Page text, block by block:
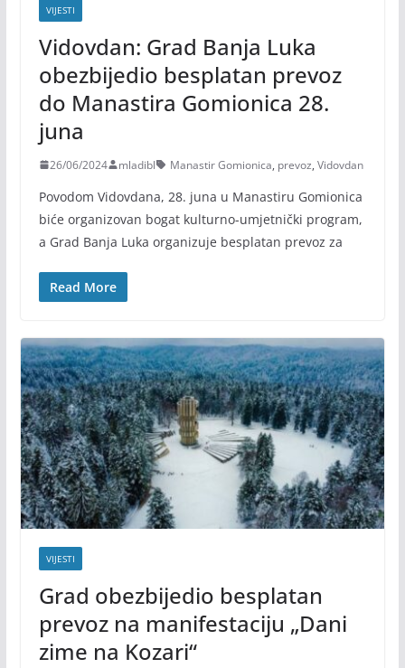
VIJESTI
Vidovdan: Grad Banja Luka
obezbijedio besplatan prevoz
do Manastira Gomionica 28.
juna
26/06/2024 mladibl Manastir Gomionica, prevoz, Vidovdan
Povodom Vidovdana, 28. juna u Manastiru Gomionica
biće organizovan bogat kulturno-umjetnički program,
a Grad Banja Luka organizuje besplatan prevoz za
Read More
VIJESTI
Grad obezbijedio besplatan
prevoz na manifestaciju „Dani
zime na Kozari“